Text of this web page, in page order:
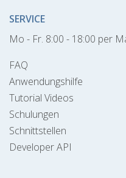
SERVICE
Mo - Fr. 8:00 - 18:00 per
FAQ
Anwendungshilfe
Tutorial Videos
Schulungen
Schnittstellen
Developer API